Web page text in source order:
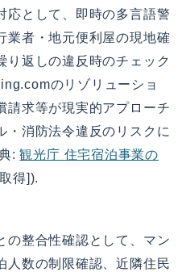
応として、即時の多言語警
業者・地元便利屋の現地確
り返しの違反時のチェック
のリゾリューショ
請求等が現実的アプローチ
・消防法令違反のリスクに
:観光庁 住宅宿泊事業の
得]).
の整合性確認として、マン
人数の制限確認、近隣住民